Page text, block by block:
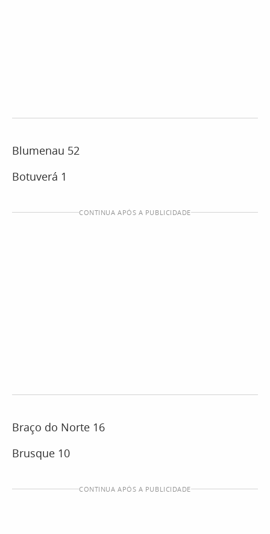
Blumenau 52
Botuverá 1
CONTINUA APÓS A PUBLICIDADE
Braço do Norte 16
Brusque 10
CONTINUA APÓS A PUBLICIDADE